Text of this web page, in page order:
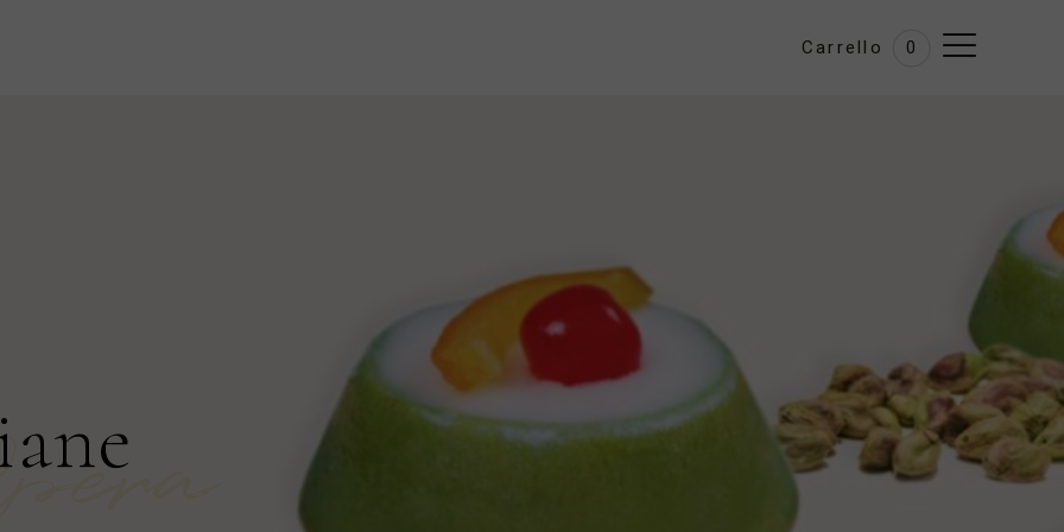
Carrello 0